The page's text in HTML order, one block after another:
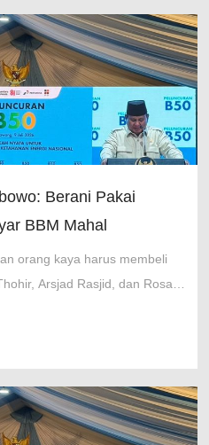
Berani Pakai
BBM Mahal
orang kaya harus membeli
Arsjad Rasjid, dan Rosan
B50.